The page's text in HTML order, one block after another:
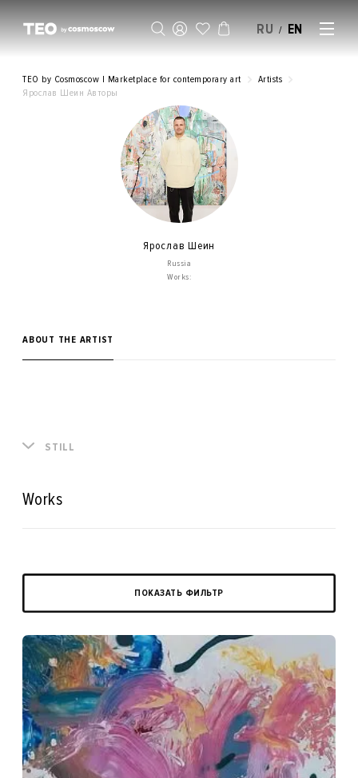
RU / EN
TEO by Cosmoscow | Marketplace for contemporary art
Artists
Ярослав Шеин Авторы
Ярослав Шеин
Russia
Works:
ABOUT THE ARTIST
STILL
Works
ПОКАЗАТЬ ФИЛЬТР